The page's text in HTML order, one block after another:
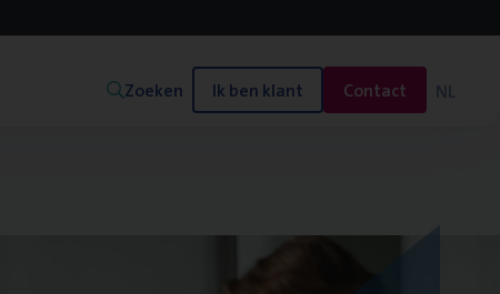
Zoeken Ik ben klant Contact NL